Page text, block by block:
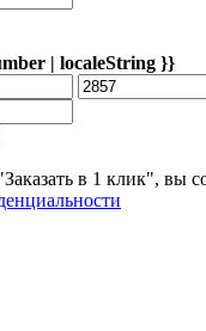
| localeString }}
в 1 клик", вы